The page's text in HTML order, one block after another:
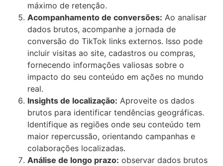
máximo de retenção.
Acompanhamento de conversões: Ao analisar
dados brutos, acompanhe a jornada de
conversão do TikTok links externos. Isso pode
incluir visitas ao site, cadastros ou compras,
fornecendo informações valiosas sobre o
impacto do seu conteúdo em ações no mundo
real.
Insights de localização: Aproveite os dados
brutos para identificar tendências geográficas.
Identifique as regiões onde seu conteúdo tem
maior repercussão, orientando campanhas e
colaborações localizadas.
Análise de longo prazo: observar dados brutos